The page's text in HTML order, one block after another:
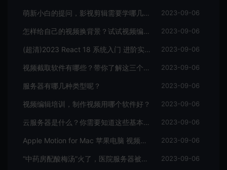
萌新小白的提问，影视剪辑需要学哪几个软件？ 2023-09-06
怎样给自己的视频换背景？试试视频编辑软件 2023-09-06
(超清)2023 React 18 系统入门 进阶实战《欢乐购》 2023-09-06
视频截取软件有哪些？带你了解这三个视频编辑软件 2023-09-06
服务器有哪几种类型呢？ 2023-09-06
视频编辑培训，制作视频用哪个软件好？ 2023-09-06
云服务器是什么？你需要知道这些基本知识 2023-09-06
Apple Motion for Mac 苹果电脑 视频编辑软件 2023-09-06
“中药房配酸梅汤”火了，医院服务器被挤爆，网友：更适合中国宝宝体质 2023-09-06